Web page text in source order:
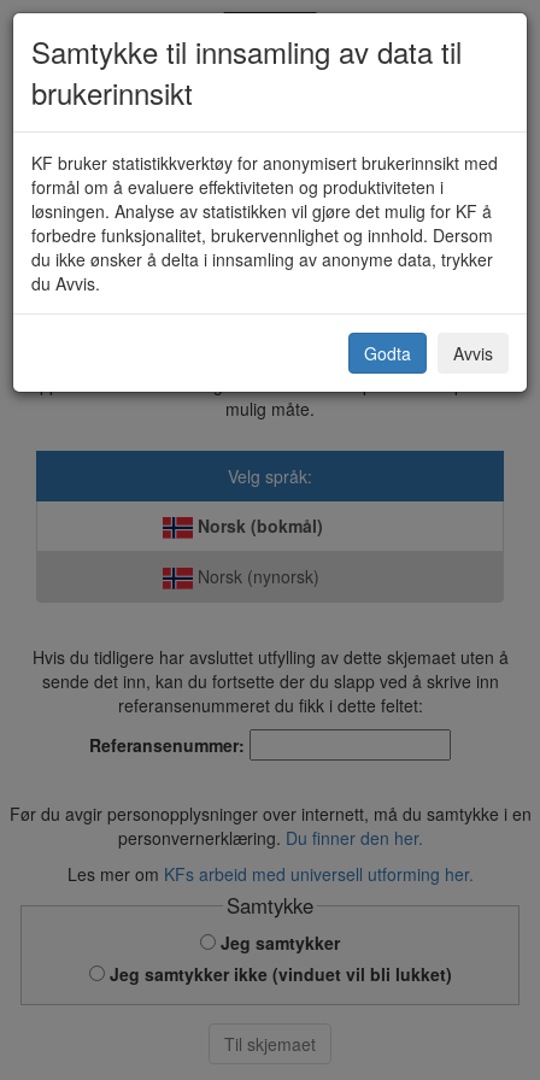
Næringsfondet - søknad om
tilskudd (KF-212)
Dette skjemaet sendes elektronisk direkte til kommunen. Vi er
mulig måte.
Velg språk:
Norsk (bokmål)
Norsk (nynorsk)
Hvis du tidligere har avsluttet utfylling av dette skjemaet uten å
sende det inn, kan du fortsette der du slapp ved å skrive inn
referansenummeret du fikk i dette feltet:
Referansenummer:
Før du avgir personopplysninger over internett, må du samtykke i en
personvernerklæring. Du finner den her.
Les mer om KFs arbeid med universell utforming her.
Samtykke
Jeg samtykker
Jeg samtykker ikke (vinduet vil bli lukket)
Til skjemaet
Samtykke til innsamling av data til
brukerinnsikt
KF bruker statistikkverktøy for anonymisert brukerinnsikt med
formål om å evaluere effektiviteten og produktiviteten i
løsningen. Analyse av statistikken vil gjøre det mulig for KF å
forbedre funksjonalitet, brukervennlighet og innhold. Dersom
du ikke ønsker å delta i innsamling av anonyme data, trykker
du Avvis.
Godta Avvis